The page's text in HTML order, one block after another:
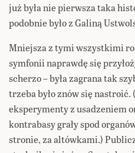
już była nie pierwsza taka
podobnie było z Galiną
Mniejsza z tymi wszystkimi
symfonii naprawdę się
scherzo – była zagrana tak
trzeba było znów się
eksperymenty z usadzeniem
kontrabasy grały spod
stronie, za altówkami.)